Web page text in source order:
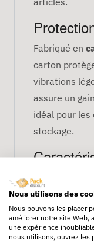
Fabriqué en
carton
vibrations
assure un
idéal pour
stockage.
Fond
rapide
Bande
les
Nous utilisons des
Nous pouvons les placer
améliorer notre site Web,
une expérience
nous utilisons, ouvrez les